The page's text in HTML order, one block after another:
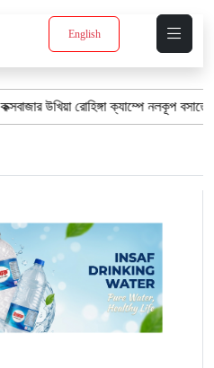
English
রোহিঙ্গা ক্যাম্পে নলকূপ বসাতে গিয়ে